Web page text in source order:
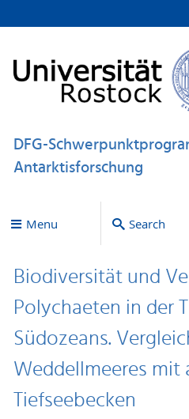
DFG-
Antarktisforschung
Menu Search
Biodiversität und
Polychaeten in der
Südozeans.
Weddellmeeres mit
Tiefseebecken